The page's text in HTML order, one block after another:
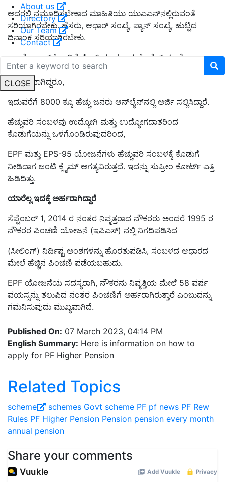
About us
Directory
Our Team
Contact
CLOSE
ಅದರಲ್ಲಿ ನಮೂದಿಸಬೇಕಾದ ಮಾಹಿತಿಯು ಯುಎಎನ್‌ನಲ್ಲಿರುವಂತೆ
ಸರಿಯಾಗಿರಬೇಕು. ಹೆಸರು, ಆಧಾರ್ ಸಂಖ್ಯೆ, ಪ್ಯಾನ್ ಸಂಖ್ಯೆ, ಹುಟ್ಟಿದ
ದಿನಾಂಕ ಸರಿಯಾಗಿರಬೇಕು.
ಅಲ್ಲದೆ ಆಧಾರ್‌ನೊಂದಿಗೆ ಲಿಂಕ್ ಮಾಡಲಾದ ಮೊಬೈಲ್ ಸಂಖ್ಯೆ
ಕಡ್ಡಾಯವಾಗಿದೆ. ಈ ಯೋಜನೆಗೆ ಅರ್ಜಿ ಸಲ್ಲಿಸಲು ಮೇ 3 ಕೊನೆಯ
ದಿನಾಂಕವಾಗಿದ್ದರೂ,
ಇದುವರೆಗೆ 8000 ಕ್ಕೂ ಹೆಚ್ಚು ಜನರು ಆನ್‌ಲೈನ್‌ನಲ್ಲಿ ಅರ್ಜಿ ಸಲ್ಲಿಸಿದ್ದಾರೆ.
ಹೆಚ್ಚುವರಿ ಸಂಬಳವು ಉದ್ಯೋಗಿ ಮತ್ತು ಉದ್ಯೋಗದಾತರಿಂದ
ಕೊಡುಗೆಯನ್ನು ಒಳಗೊಂಡಿರುವುದರಿಂದ,
EPF ಮತ್ತು EPS-95 ಯೋಜನೆಗಳು ಹೆಚ್ಚುವರಿ ಸಂಬಳಕ್ಕೆ ಕೊಡುಗೆ
ನೀಡಿದಾಗ ಜಂಟಿ ಕ್ಲೈಮ್ ಅಗತ್ಯವಿರುತ್ತದೆ. ಇದನ್ನು ಸುಪ್ರೀಂ ಕೋರ್ಟ್ ಎತ್ತಿ
ಹಿಡಿದಿತ್ತು.
ಯಾರೆಲ್ಲ ಇದಕ್ಕೆ ಅರ್ಹರಾಗಿದ್ದಾರೆ
ಸೆಪ್ಟೆಂಬರ್ 1, 2014 ರ ನಂತರ ನಿವೃತ್ತರಾದ ನೌಕರರು ಅಂದರೆ 1995 ರ
ನೌಕರರ ಪಿಂಚಣಿ ಯೋಜನೆ (ಇಪಿಎಸ್) ನಲ್ಲಿ ನಿಗದಿಪಡಿಸಿದ
(ಸೀಲಿಂಗ್) ನಿರ್ದಿಷ್ಟ ಅಂಶಗಳನ್ನು ಹೊರತುಪಡಿಸಿ, ಸಂಬಳದ ಆಧಾರದ
ಮೇಲೆ ಹೆಚ್ಚಿನ ಪಿಂಚಣಿ ಪಡೆಯಬಹುದು.
EPF ಯೋಜನೆಯ ಸದಸ್ಯರಾಗಿ, ನೌಕರನು ನಿವೃತ್ತಿಯ ಮೇಲೆ 58 ವರ್ಷ
ವಯಸ್ಸನ್ನು ತಲುಪಿದ ನಂತರ ಪಿಂಚಣಿಗೆ ಅರ್ಹರಾಗಿರುತ್ತಾರೆ ಎಂಬುದನ್ನು
ಗಮನಿಸುವುದು ಮುಖ್ಯವಾಗಿದೆ.
Published On: 07 March 2023, 04:14 PM
English Summary: Here is information on how to
apply for PF Higher Pension
Related Topics
scheme schemes Govt scheme PF pf news PF Rew
Rules PF Higher Pension Pension pension every month
annual pension
Share your comments